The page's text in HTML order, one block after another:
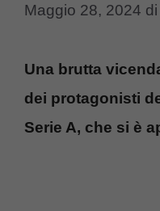
Maggio 28, 2024 di
Una brutta
dei protagonisti
Serie A, che si è